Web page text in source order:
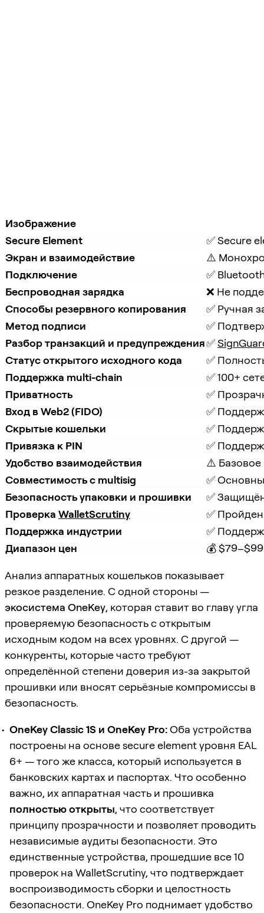
Изображение
Secure Element
✅ Secure
Экран и взаимодействие
⚠️
Подключение
✅
Беспроводная зарядка
❌ Не
Способы резервного копирования
✅ Ручная
Метод подписи
✅
Разбор транзакций и предупреждения✅
Статус открытого исходного кода
✅
Поддержка multi-chain
✅ 100+
Приватность
✅
Вход в Web2 (FIDO)
✅
Скрытые кошельки
✅
Привязка к PIN
✅
Удобство взаимодействия
⚠️ Базовое
Совместимость с multisig
✅
Безопасность упаковки и прошивки
✅
Проверка WalletScrutiny
✅
Поддержка индустрии
✅
Диапазон цен
💰 $79–$99
Анализ аппаратных кошельков показывает
резкое разделение. С одной стороны —
экосистема OneKey, которая ставит во главу угла
проверяемую безопасность с открытым
исходным кодом на всех уровнях. С другой —
конкуренты, которые часто требуют
определённой степени доверия из-за закрытой
прошивки или вносят серьёзные компромиссы в
безопасность.
OneKey Classic 1S и OneKey Pro:Оба устройства
построены на основе secure element уровня EAL
6+ — того же класса, который используется в
банковских картах и паспортах. Что особенно
важно, их аппаратная часть и прошивка
полностью открыты, что соответствует
принципу прозрачности и позволяет проводить
независимые аудиты безопасности. Это
единственные устройства, прошедшие все 10
проверок на WalletScrutiny, что подтверждает
воспроизводимость сборки и целостность
безопасности. OneKey Pro поднимает удобство